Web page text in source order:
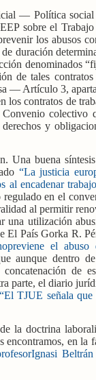
— Política
sobre el Trabajo
los abusos
duración
denominados
de tales
— Artículo 3,
los contratos de
colectivo
y
Una buena
“La justicia
al encadenar
regulado en el
al permitir
una utilización
El País Gorka R.
el abuso
aunque dentro
de
parte, el diario
“El TJUE señala que
la doctrina
encontramos, en la